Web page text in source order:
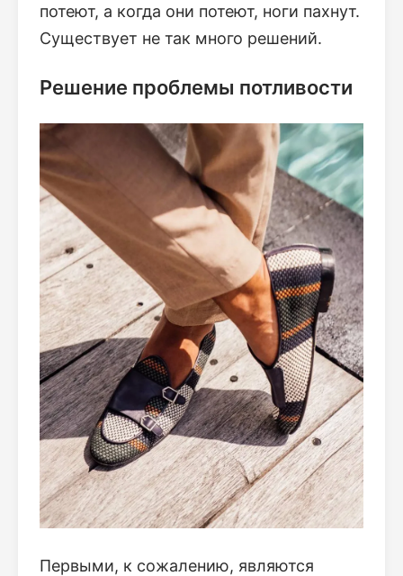
потеют, а когда они потеют, ноги пахнут.
Существует не так много решений.
Решение проблемы потливости
Первыми, к сожалению, являются